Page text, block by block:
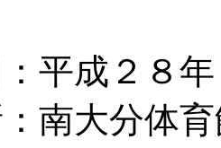
平成２８
南大分体